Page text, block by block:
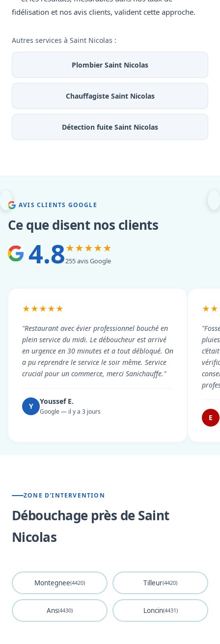
fidélisation et nos avis clients, valident cette approche.
Autres services à Saint Nicolas :
Plombier Saint Nicolas
Chauffagiste Saint Nicolas
Détection fuite Saint Nicolas
AVIS CLIENTS GOOGLE
Ce que disent nos clients
4.8★★★★★
255 avis Google
★★★★★
"Restaurant avec évier professionnel bouché en
plein service du midi. Le déboucheur est arrivé
en urgence en 30 minutes et a tout débloqué. On
a pu reprendre le service le soir même. Service
crucial pour un commerce, merci Sanichauffe."
Y
Youssef E.
Google — il y a 3 jours
E
ZONE D'INTERVENTION
Débouchage près de Saint
Nicolas
Montegnee(4420) Tilleur(4420)
Ans(4430) Loncin(4431)